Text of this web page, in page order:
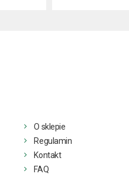
O sklepie
Regulamin
Kontakt
FAQ